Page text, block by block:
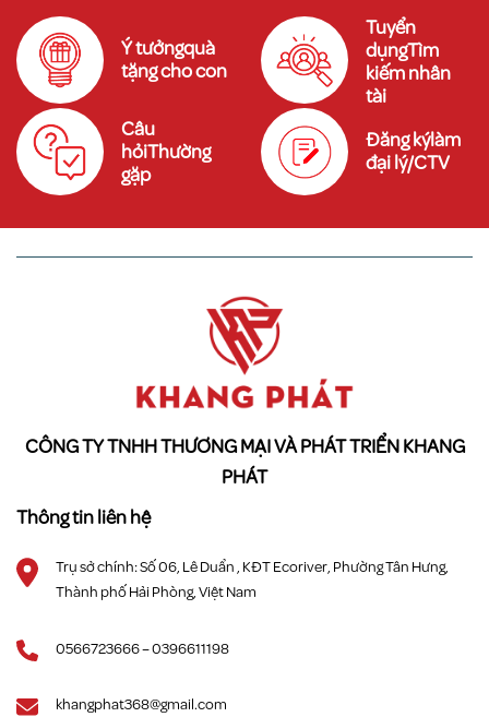
Ý tưởngquà
tặng cho con
Tuyển
dụngTìm
kiếm nhân
tài
Câu
hỏiThường
gặp
Đăng kýlàm
đại lý/CTV
CÔNG TY TNHH THƯƠNG MẠI VÀ PHÁT TRIỂN KHANG
PHÁT
Thông tin liên hệ
Trụ sở chính: Số 06, Lê Duẩn , KĐT Ecoriver, Phường Tân Hưng,
Thành phố Hải Phòng, Việt Nam
0566723666 – 0396611198
khangphat368@gmail.com